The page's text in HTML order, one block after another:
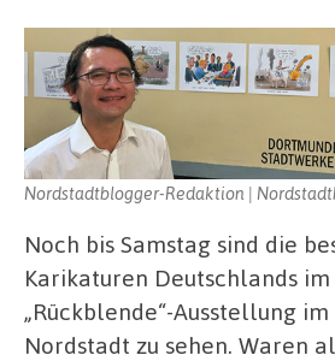
Nordstadtblogger-Redaktion |
Noch bis Samstag sind die
Karikaturen Deutschlands
„Rückblende“-Ausstellung
Nordstadt zu sehen. Waren